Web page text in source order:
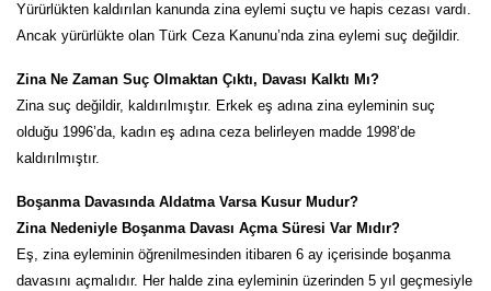
Yürürlükten kaldırılan kanunda zina eylemi suçtu ve hapis cezası vardı.
Ancak yürürlükte olan Türk Ceza Kanunu’nda zina eylemi suç değildir.
Zina Ne Zaman Suç Olmaktan Çıktı, Davası Kalktı Mı?
Zina suç değildir, kaldırılmıştır. Erkek eş adına zina eyleminin suç
olduğu 1996’da, kadın eş adına ceza belirleyen madde 1998’de
kaldırılmıştır.
Boşanma Davasında Aldatma Varsa Kusur Mudur?
Zina Nedeniyle Boşanma Davası Açma Süresi Var Mıdır?
Eş, zina eyleminin öğrenilmesinden itibaren 6 ay içerisinde boşanma
davasını açmalıdır. Her halde zina eyleminin üzerinden 5 yıl geçmesiyle